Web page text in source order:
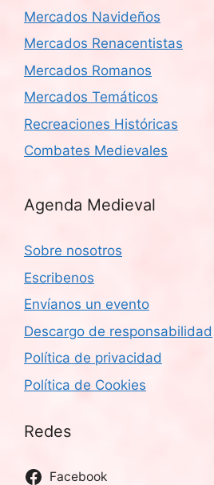
Mercados Navideños
Mercados Renacentistas
Mercados Romanos
Mercados Temáticos
Recreaciones Históricas
Combates Medievales
Agenda Medieval
Sobre nosotros
Escribenos
Envíanos un evento
Descargo de responsabilidad
Política de privacidad
Política de Cookies
Redes
Facebook